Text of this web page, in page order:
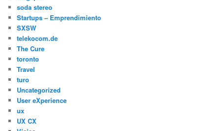
soda stereo
Startups – Emprendimiento
SXSW
telekocom.de
The Cure
toronto
Travel
turo
Uncategorized
User eXperience
ux
UX CX